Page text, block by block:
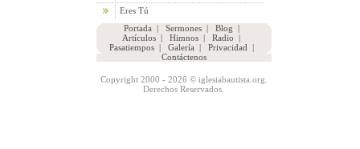
Eres Tú
Portada | Sermones| Blog |
Artículos | Himnos | Radio |
Pasatiempos| Galería | Privacidad |
Contáctenos
Copyright 2000 - 2026 © iglesiabautista.org.
Derechos Reservados.